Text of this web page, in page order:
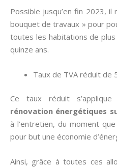
Possible jusqu’en fin 2023, il
bouquet de travaux » pour
toutes les habitations de
quinze ans.
Taux de TVA réduit de
Ce taux réduit
rénovation énergétiques
à l’entretien, du moment
pour but une économie
Ainsi, grâce à toutes ces